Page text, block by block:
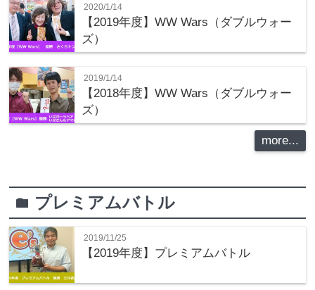
2020/1/14
【2019年度】WW Wars（ダブルウォー
ズ）
2019/1/14
【2018年度】WW Wars（ダブルウォー
ズ）
more...
folder プレミアムバトル
2019/11/25
【2019年度】プレミアムバトル